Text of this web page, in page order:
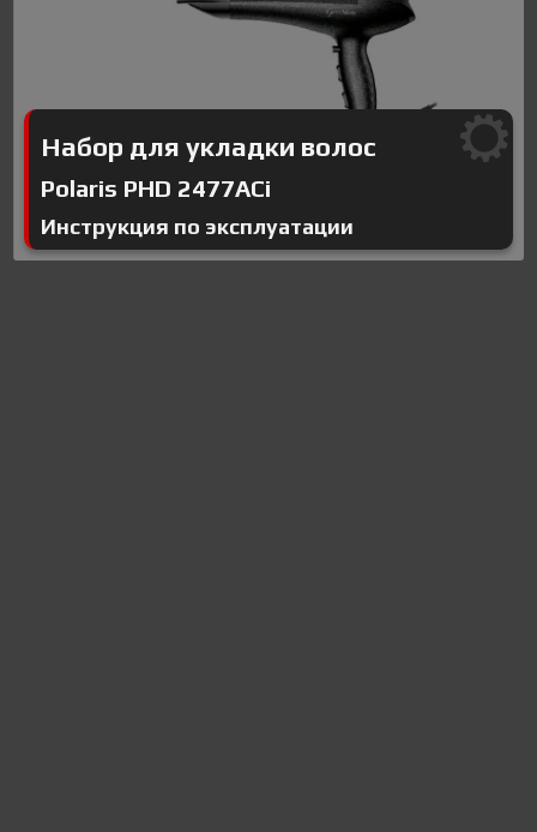
Набор для укладки волос
Polaris PHD 2477ACi
Инструкция по эксплуатации